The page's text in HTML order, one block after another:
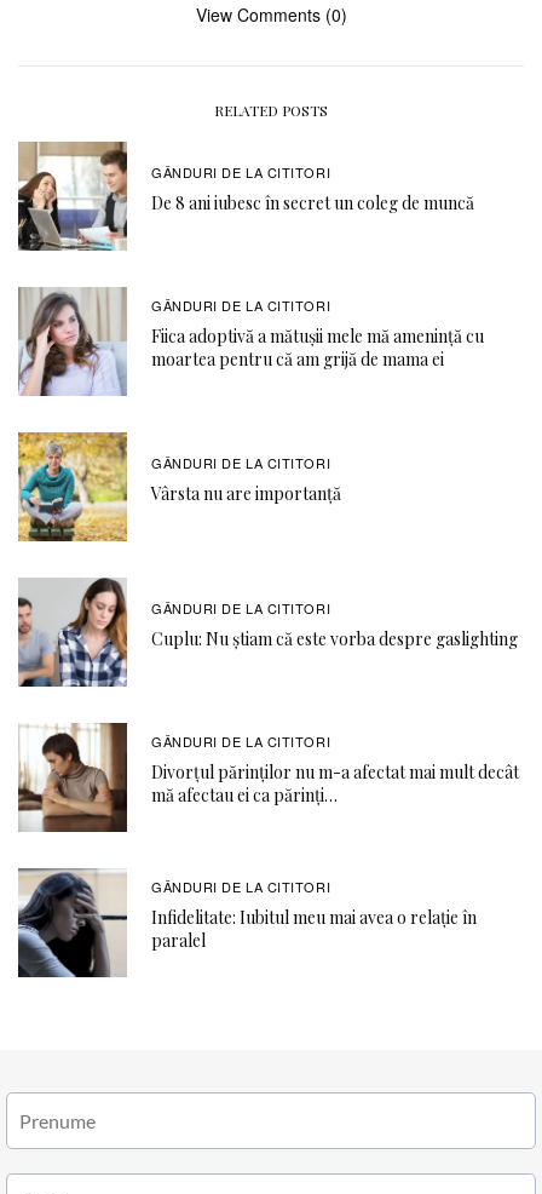
View Comments (0)
RELATED POSTS
GÂNDURI DE LA CITITORI
De 8 ani iubesc în secret un coleg de muncă
GÂNDURI DE LA CITITORI
Fiica adoptivă a mătușii mele mă amenință cu
moartea pentru că am grijă de mama ei
GÂNDURI DE LA CITITORI
Vârsta nu are importanță
GÂNDURI DE LA CITITORI
Cuplu: Nu știam că este vorba despre gaslighting
GÂNDURI DE LA CITITORI
Divorțul părinților nu m-a afectat mai mult decât
mă afectau ei ca părinți…
GÂNDURI DE LA CITITORI
Infidelitate: Iubitul meu mai avea o relație în
paralel